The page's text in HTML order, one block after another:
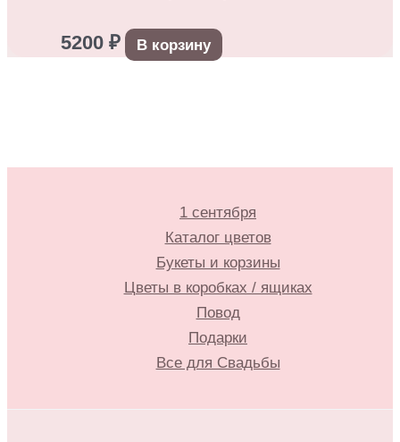
5200 ₽ В корзину
1 сентября
Каталог цветов
Букеты и корзины
Цветы в коробках / ящиках
Повод
Подарки
Все для Свадьбы